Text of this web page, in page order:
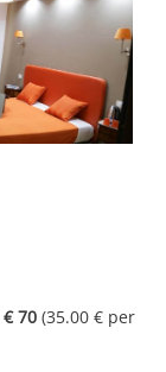
€ 70 (35.00 € per